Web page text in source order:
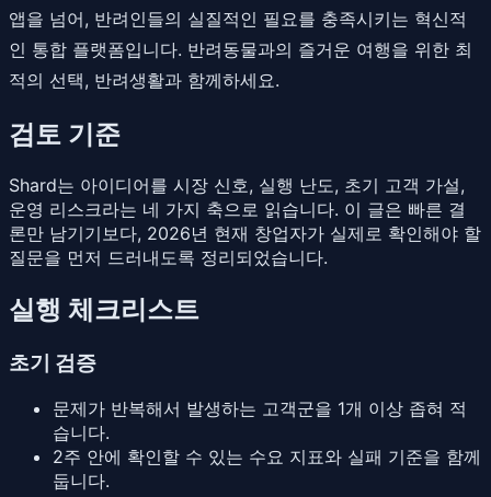
앱을 넘어, 반려인들의 실질적인 필요를 충족시키는 혁신적
인 통합 플랫폼입니다. 반려동물과의 즐거운 여행을 위한 최
적의 선택, 반려생활과 함께하세요.
검토 기준
Shard는 아이디어를 시장 신호, 실행 난도, 초기 고객 가설,
운영 리스크라는 네 가지 축으로 읽습니다. 이 글은 빠른 결
론만 남기기보다, 2026년 현재 창업자가 실제로 확인해야 할
질문을 먼저 드러내도록 정리되었습니다.
실행 체크리스트
초기 검증
문제가 반복해서 발생하는 고객군을 1개 이상 좁혀 적
습니다.
2주 안에 확인할 수 있는 수요 지표와 실패 기준을 함께
둡니다.